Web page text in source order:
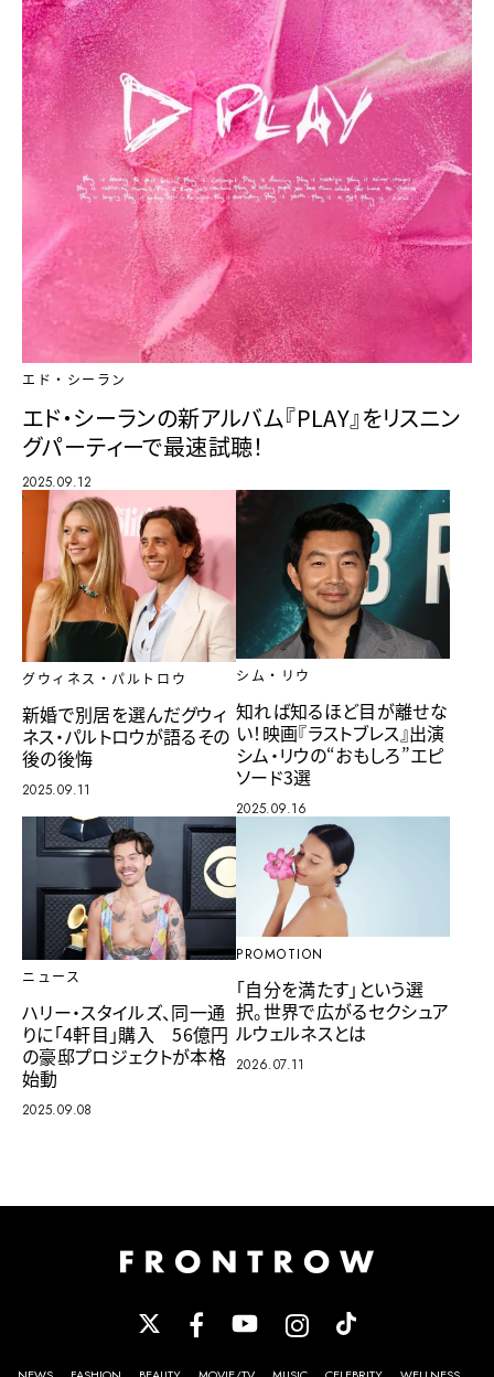
エド・シーラン
エド・シーランの新アルバム『PLAY』をリスニン
グパーティーで最速試聴！
2025.09.12
グウィネス・パルトロウ
新婚で別居を選んだグウィ
ネス・パルトロウが語るその
後の後悔
2025.09.11
シム・リウ
知れば知るほど目が離せな
い！映画『ラストブレス』出演
シム・リウの“おもしろ”エピ
ソード3選
2025.09.16
ニュース
ハリー・スタイルズ、同一通
りに「4軒目」購入 56億円
の豪邸プロジェクトが本格
始動
2025.09.08
PROMOTION
「自分を満たす」という選
択。世界で広がるセクシュア
ルウェルネスとは
2026.07.11